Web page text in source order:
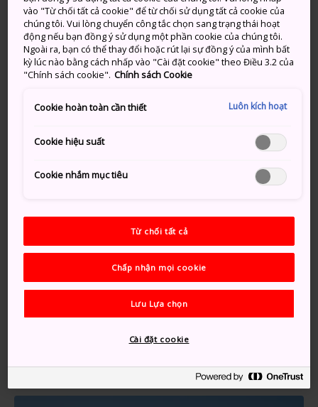
chức một số sự kiện nổi tiếng nhất của Nhật. Bạn sẽ
tìm thấy những sự kiện về game, âm nhạc, phim ảnh,
xe hơi, v.v... ở đây.
Thông tin nhanh
Có sáu khách sạn, cơ sở mua sắm và nhà hàng gần
Phương thức di chuyển
Ga Tokyo
, bạn sẽ mất khoảng
30 phút hoặc 12 phút từ Ga Soga để đến Ga Kaihin
Makuhari trên Tuyến JR Keiyo. Từ đó, đi bộ thêm
khoảng năm phút là đến Makuhari Messe. Thay vào
đó, bạn có thể bắt tuyến JR Sobu đến Ga Makuhari
Hongo. Xe buýt từ ga đến Makuhari Messe tốn
vào "Từ chối tất cả cookie" để từ chối sử dụng tất cả cookie của
chúng tôi. Vui lòng chuyển công tắc chọn sang trạng thái hoạt
động nếu bạn đồng ý sử dụng một phần cookie của chúng tôi.
Ngoài ra, bạn có thể thay đổi hoặc rút lại sự đồng ý của mình bất
kỳ lúc nào bằng cách nhấp vào "Cài đặt cookie" theo Điều 3.2 của
"Chính sách cookie". Chính sách Cookie
Cookie hoàn toàn cần thiết Luôn kích hoạt
Cookie hiệu suất
Cookie nhắm mục tiêu
Từ chối tất cả
Chấp nhận mọi cookie
Lưu Lựa chọn
Cài đặt cookie